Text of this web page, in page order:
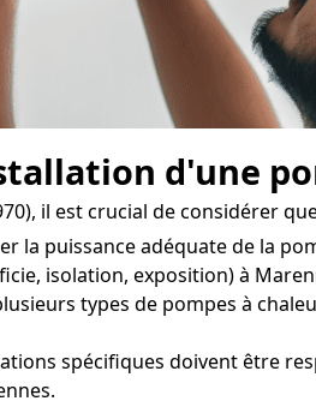
d'une
il est crucial de considérer
la puissance adéquate de la
isolation, exposition) à
types de pompes à
spécifiques doivent être